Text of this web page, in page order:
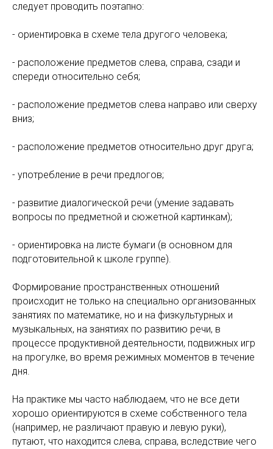
следует проводить поэтапно:
- ориентировка в схеме тела другого человека;
- расположение предметов слева, справа, сзади и
спереди относительно себя;
- расположение предметов слева направо или сверху
вниз;
- расположение предметов относительно друг друга;
- употребление в речи предлогов;
- развитие диалогической речи (умение задавать
вопросы по предметной и сюжетной картинкам);
- ориентировка на листе бумаги (в основном для
подготовительной к школе группе).
Формирование пространственных отношений
происходит не только на специально организованных
занятиях по математике, но и на физкультурных и
музыкальных, на занятиях по развитию речи, в
процессе продуктивной деятельности, подвижных игр
на прогулке, во время режимных моментов в течение
дня.
На практике мы часто наблюдаем, что не все дети
хорошо ориентируются в схеме собственного тела
(например, не различают правую и левую руки),
путают, что находится слева, справа, вследствие чего